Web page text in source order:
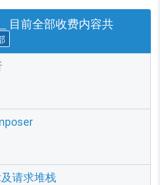
目前全部收费内容共
请求堆栈